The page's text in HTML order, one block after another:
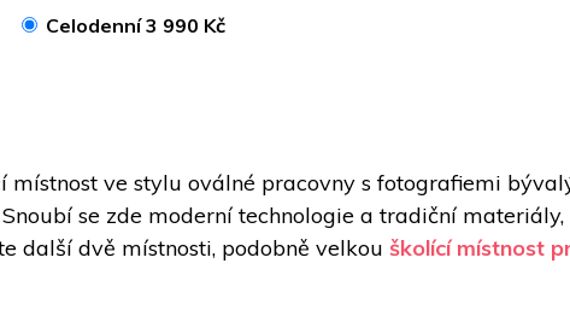
Celodenní 3 990 Kč
ve stylu oválné pracovny s fotografiemi
se zde moderní technologie a tradiční
další dvě místnosti, podobně velkou školící místnost